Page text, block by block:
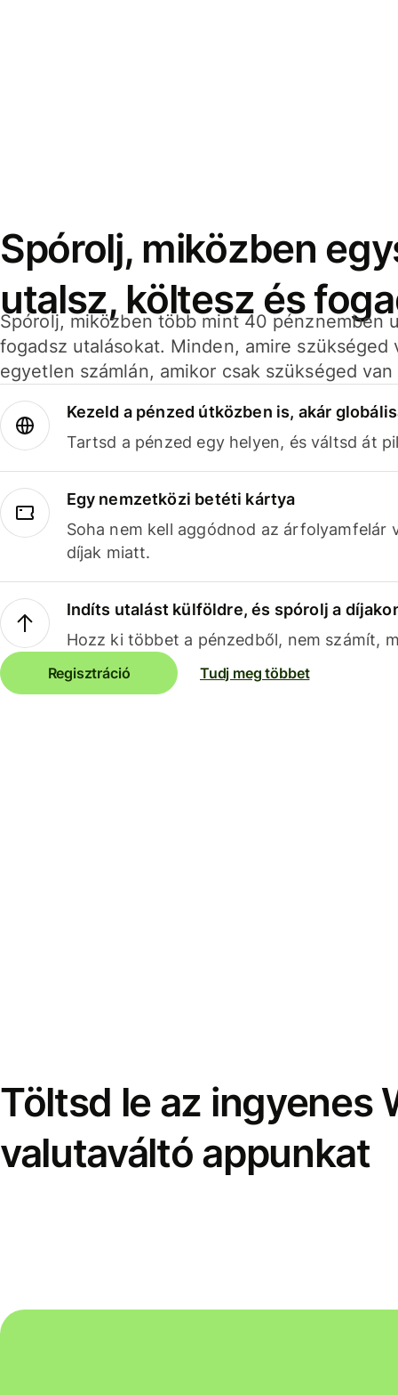
Spórolj, miközben
utalsz, költesz és
Spórolj, miközben több mint 40 pénznemben
fogadsz utalásokat. Minden, amire szükséged
egyetlen számlán, amikor csak szükséged van
Kezeld a pénzed útközben is, akár
Tartsd a pénzed egy helyen, és váltsd át
Egy nemzetközi betéti kártya
Soha nem kell aggódnod az árfolyamfelár
díjak miatt.
Indíts utalást külföldre, és spórolj a
Hozz ki többet a pénzedből, nem számít,
Regisztráció Tudj meg többet
Töltsd le az ingyenes
valutaváltó appunkat